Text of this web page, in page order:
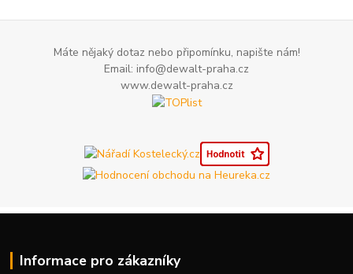
Máte nějaký dotaz nebo připomínku, napište nám!
Email: info@dewalt-praha.cz
www.dewalt-praha.cz
Informace pro zákazníky